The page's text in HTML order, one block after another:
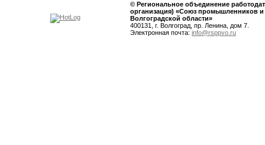
© Региональное объединение
организация) «Союз промышленников
Волгоградской области»
400131, г. Волгоград, пр. Ленина, дом 7.
Электронная почта: info@rsppvo.ru